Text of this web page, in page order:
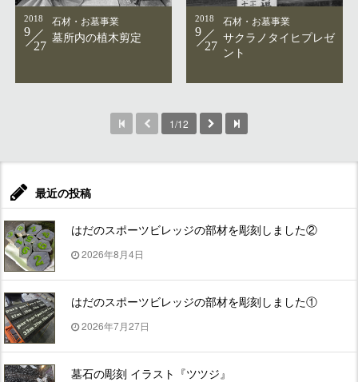
2018
9
27
石材・お墓事業
墓所内の植木剪定
2018
9
27
石材・お墓事業
サクラノタイヒプレゼ
ント
1/12
最近の投稿
はだのスポーツビレッジの部材を彫刻しました②
2026年8月4日
はだのスポーツビレッジの部材を彫刻しました①
2026年7月27日
墓石の彫刻 イラスト『ツツジ』